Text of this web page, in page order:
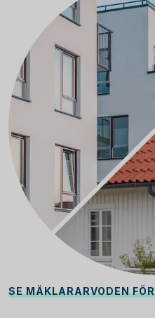
SE MÄKLARARVODEN FÖR